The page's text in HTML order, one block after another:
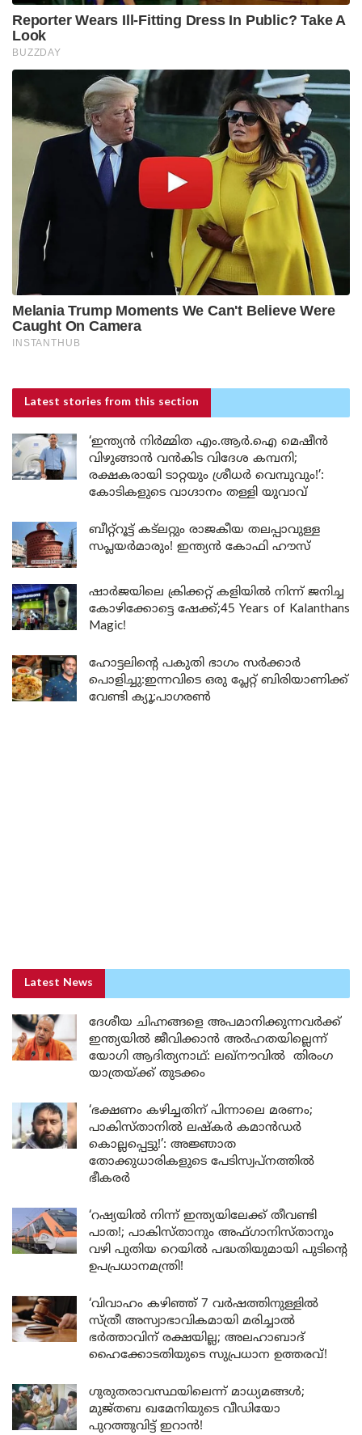
Latest stories from this section
‘ഇന്ത്യൻ നിർമ്മിത എം.ആർ.ഐ മെഷീൻ
വിഴുങ്ങാൻ വൻകിട വിദേശ കമ്പനി;
രക്ഷകരായി ടാറ്റയും ശ്രീധർ വെമ്പുവും!’:
കോടികളുടെ വാഗ്ദാനം തള്ളി യുവാവ്
ബീറ്റ്‌റൂട്ട് കട്‌ലറ്റും രാജകീയ തലപ്പാവുള്ള
സപ്ലയർമാരും! ഇന്ത്യൻ കോഫി ഹൗസ്
ഷാർജയിലെ ക്രിക്കറ്റ് കളിയിൽ നിന്ന് ജനിച്ച
കോഴിക്കോട്ടെ ഷേക്ക്;45 Years of Kalanthans
Magic!
ഹോട്ടലിന്റെ പകുതി ഭാഗം സർക്കാർ
പൊളിച്ചു:ഇന്നവിടെ ഒരു പ്ലേറ്റ് ബിരിയാണിക്ക്
വേണ്ടി ക്യൂ;പാഗരൺ
Latest News
ദേശീയ ചിഹ്നങ്ങളെ അപമാനിക്കുന്നവർക്ക്
ഇന്ത്യയിൽ ജീവിക്കാൻ അർഹതയില്ലെന്ന്
യോഗി ആദിത്യനാഥ്: ലഖ്‌നൗവിൽ തിരംഗ
യാത്രയ്ക്ക് തുടക്കം
‘ഭക്ഷണം കഴിച്ചതിന് പിന്നാലെ മരണം;
പാകിസ്താനിൽ ലഷ്കർ കമാൻഡർ
കൊല്ലപ്പെട്ടു!’: അജ്ഞാത
തോക്കുധാരികളുടെ പേടിസ്വപ്നത്തിൽ
ഭീകരർ
‘റഷ്യയിൽ നിന്ന് ഇന്ത്യയിലേക്ക് തീവണ്ടി
പാത!; പാകിസ്താനും അഫ്ഗാനിസ്താനും
വഴി പുതിയ റെയിൽ പദ്ധതിയുമായി പുടിന്റെ
ഉപപ്രധാനമന്ത്രി!
‘വിവാഹം കഴിഞ്ഞ് 7 വർഷത്തിനുള്ളിൽ
സ്ത്രീ അസ്വാഭാവികമായി മരിച്ചാൽ
ഭർത്താവിന് രക്ഷയില്ല; അലഹാബാദ്
ഹൈക്കോടതിയുടെ സുപ്രധാന ഉത്തരവ്!
ഗുരുതരാവസ്ഥയിലെന്ന് മാധ്യമങ്ങൾ;
മുജ്തബ ഖമേനിയുടെ വീഡിയോ
പുറത്തുവിട്ട് ഇറാൻ!